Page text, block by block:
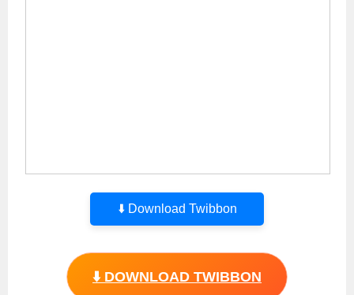
⬇️ Download Twibbon
⬇️ DOWNLOAD TWIBBON